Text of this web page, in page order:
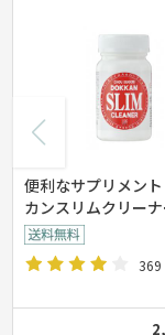
便利なサプリメン
カンスリムクリー
369